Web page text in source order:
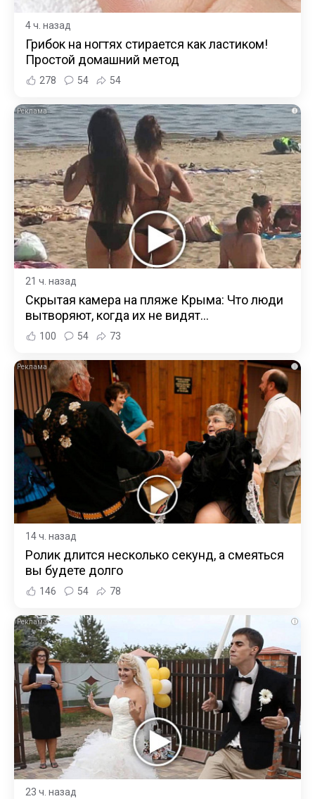
4 ч. назад
Грибок на ногтях стирается как ластиком!
Простой домашний метод
278 54 54
i
21 ч. назад
Скрытая камера на пляже Крыма: Что люди
вытворяют, когда их не видят...
100 54 73
i
14 ч. назад
Ролик длится несколько секунд, а смеяться
вы будете долго
146 54 78
i
23 ч. назад